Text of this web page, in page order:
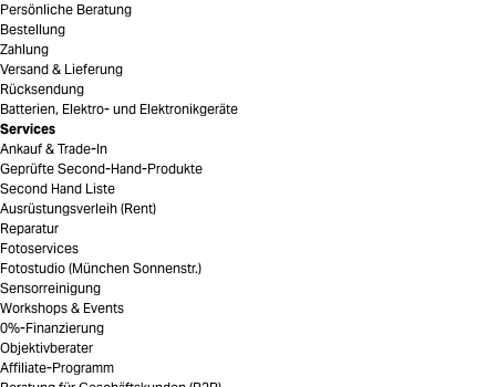
Persönliche Beratung
Bestellung
Zahlung
Versand & Lieferung
Rücksendung
Batterien, Elektro- und Elektronikgeräte
Services
Ankauf & Trade-In
Geprüfte Second-Hand-Produkte
Second Hand Liste
Ausrüstungsverleih (Rent)
Reparatur
Fotoservices
Fotostudio (München Sonnenstr.)
Sensorreinigung
Workshops & Events
0%-Finanzierung
Objektivberater
Affiliate-Programm